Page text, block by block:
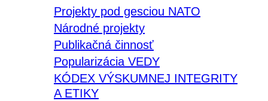
Projekty pod gesciou NATO
Národné projekty
Publikačná činnosť
Popularizácia VEDY
KÓDEX VÝSKUMNEJ INTEGRITY
A ETIKY